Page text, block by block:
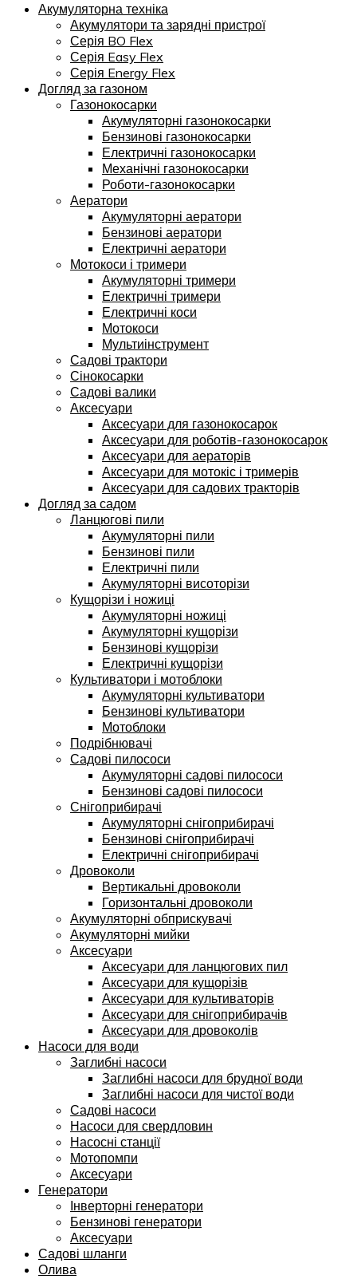
Акумуляторна техніка
Акумулятори та зарядні пристрої
Серія BO Flex
Серія Easy Flex
Серія Energy Flex
Догляд за газоном
Газонокосарки
Акумуляторні газонокосарки
Бензинові газонокосарки
Електричні газонокосарки
Механічні газонокосарки
Роботи-газонокосарки
Аератори
Акумуляторні аератори
Бензинові аератори
Електричні аератори
Мотокоси і тримери
Акумуляторні тримери
Електричні тримери
Електричні коси
Мотокоси
Мультиінструмент
Садові трактори
Сінокосарки
Садові валики
Аксесуари
Аксесуари для газонокосарок
Аксесуари для роботів-газонокосарок
Аксесуари для аераторів
Аксесуари для мотокіс і тримерів
Аксесуари для садових тракторів
Догляд за садом
Ланцюгові пили
Акумуляторні пили
Бензинові пили
Електричні пили
Акумуляторні висоторізи
Кущорізи і ножиці
Акумуляторні ножиці
Акумуляторні кущорізи
Бензинові кущорізи
Електричні кущорізи
Культиватори і мотоблоки
Акумуляторні культиватори
Бензинові культиватори
Мотоблоки
Подрібнювачі
Садові пилососи
Акумуляторні садові пилососи
Бензинові садові пилососи
Снігоприбирачі
Акумуляторні снігоприбирачі
Бензинові снігоприбирачі
Електричні снігоприбирачі
Дровоколи
Вертикальні дровоколи
Горизонтальні дровоколи
Акумуляторні обприскувачі
Акумуляторні мийки
Аксесуари
Аксесуари для ланцюгових пил
Аксесуари для кущорізів
Аксесуари для культиваторів
Аксесуари для снігоприбирачів
Аксесуари для дровоколів
Насоси для води
Заглибні насоси
Заглибні насоси для брудної води
Заглибні насоси для чистої води
Садові насоси
Насоси для свердловин
Насосні станції
Мотопомпи
Аксесуари
Генератори
Інверторні генератори
Бензинові генератори
Аксесуари
Садові шланги
Олива